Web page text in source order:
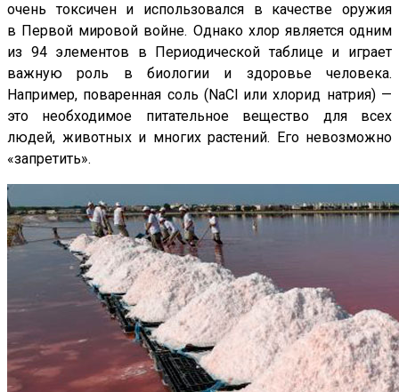
очень токсичен и использовался в качестве оружия
в Первой мировой войне. Однако хлор является одним
из 94 элементов в Периодической таблице и играет
важную роль в биологии и здоровье человека.
Например, поваренная соль (NaCl или хлорид натрия) —
это необходимое питательное вещество для всех
людей, животных и многих растений. Его невозможно
«запретить».